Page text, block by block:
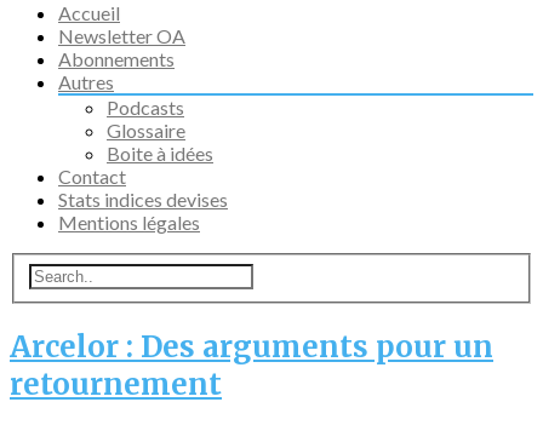
Accueil
Newsletter OA
Abonnements
Autres
Podcasts
Glossaire
Boite à idées
Contact
Stats indices devises
Mentions légales
Arcelor : Des arguments pour un
retournement